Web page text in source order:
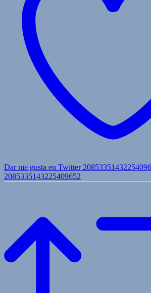
Dar me gusta en Twitter
2085335143225409652